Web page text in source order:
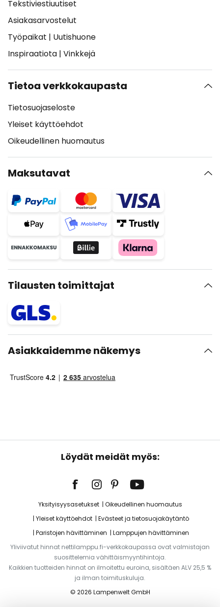
Tekstiviestiuutiset
Asiakasarvostelut
Työpaikat | Uutishuone
Inspiraatiota | Vinkkejä
Tietoa verkkokaupasta
Tietosuojaseloste
Yleiset käyttöehdot
Oikeudellinen huomautus
Maksutavat
Tilausten toimittajat
Asiakkaidemme näkemys
Löydät meidät myös:
Yksityisyysasetukset
Oikeudellinen huomautus
Yleiset käyttöehdot
Evästeet ja tietosuojakäytäntö
Paristojen hävittäminen
Lamppujen hävittäminen
Yliviivatut hinnat nettilamppu.fi-verkkokaupassa ovat valmistajan
suosittelemia vähittäismyyntihintoja.
Kaikkien tuotteiden hinnat on ilmoitettu euroina, sisältäen ALV 25,5 %
ja ilman toimituskuluja.
© 2026 Lampenwelt GmbH